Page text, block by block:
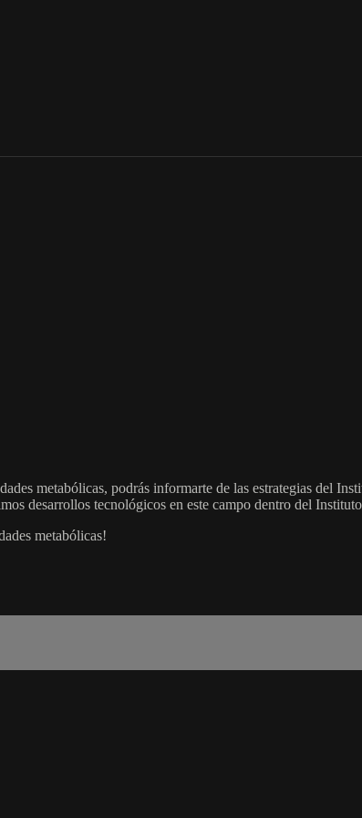
metabólicas, podrás informarte de las estrategias del
desarrollos tecnológicos en este campo dentro del
metabólicas!